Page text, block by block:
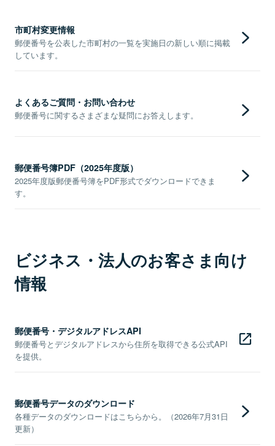
市町村変更情報
郵便番号を公表した市町村の一覧を実施日の新しい順に掲載
しています。
よくあるご質問・お問い合わせ
郵便番号に関するさまざまな疑問にお答えします。
郵便番号簿PDF（2025年度版）
2025年度版郵便番号簿をPDF形式でダウンロードできま
す。
ビジネス・法人のお客さま向け
情報
郵便番号・デジタルアドレスAPI
郵便番号とデジタルアドレスから住所を取得できる公式API
を提供。
郵便番号データのダウンロード
各種データのダウンロードはこちらから。（2026年7月31日
更新）